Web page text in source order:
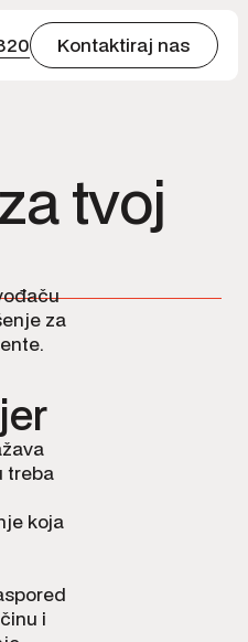
Kontaktiraj nas
tvoj
za
treba
koja
i